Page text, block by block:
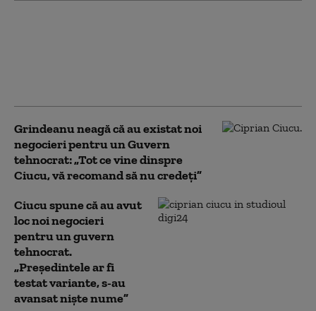
Grindeanu neagă că au existat noi
negocieri pentru un Guvern
tehnocrat: „Tot ce vine dinspre
Ciucu, vă recomand să nu credeţi”
Ciucu spune că au avut
loc noi negocieri
pentru un guvern
tehnocrat.
„Președintele ar fi
testat variante, s-au
avansat niște nume”